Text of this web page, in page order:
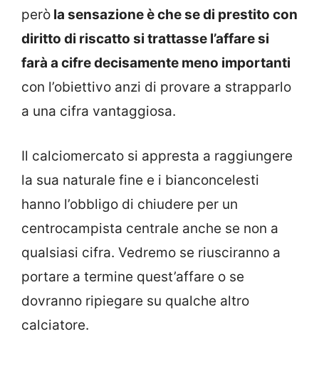
però la sensazione è che se di prestito con
diritto di riscatto si trattasse l’affare si
farà a cifre decisamente meno importanti
con l’obiettivo anzi di provare a strapparlo
a una cifra vantaggiosa.
Il calciomercato si appresta a raggiungere
la sua naturale fine e i bianconcelesti
hanno l’obbligo di chiudere per un
centrocampista centrale anche se non a
qualsiasi cifra. Vedremo se riusciranno a
portare a termine quest’affare o se
dovranno ripiegare su qualche altro
calciatore.